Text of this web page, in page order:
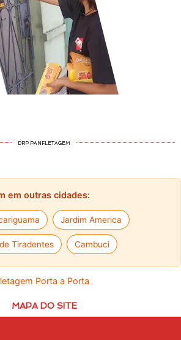
DRP PANFLETAGEM
em outras cidades:
Jardim America
Tiradentes Cambuci
Porta a Porta
MAPA DO SITE